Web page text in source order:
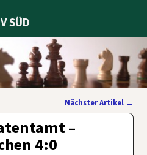
SÜD
Nächster Artikel →
–
4:0